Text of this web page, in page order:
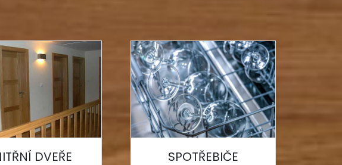
DVEŘE SPOTŘEBIČE